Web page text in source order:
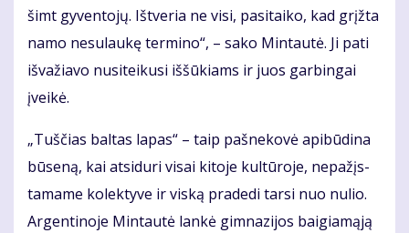
šimt gy­ven­to­jų. Iš­tve­ria ne vi­si, pa­si­tai­ko, kad grįž­ta
na­mo ne­su­lau­kę ter­mi­no“, – sa­ko Min­tau­tė. Ji pa­ti
iš­va­žia­vo nu­si­tei­ku­si iš­šū­kiams ir juos gar­bin­gai
įvei­kė.
„Tuš­čias bal­tas la­pas“ – taip pa­šne­ko­vė api­bū­di­na
bū­se­ną, kai at­si­du­ri vi­sai ki­to­je kul­tū­ro­je, ne­pa­žįs­
ta­ma­me ko­lek­ty­ve ir vis­ką pra­de­di tar­si nuo nu­lio.
Ar­gen­ti­no­je Min­tau­tė lan­kė gim­na­zi­jos bai­gia­mą­ją